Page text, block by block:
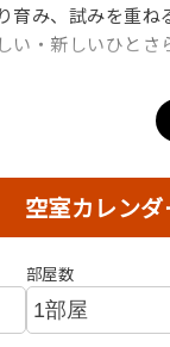
育み、試みを重ね
い・新しいひとさ
グレードコース＞。
リルなど、滋味深
堪能ください。
ら・・・＞
空室カレンダ
部屋数